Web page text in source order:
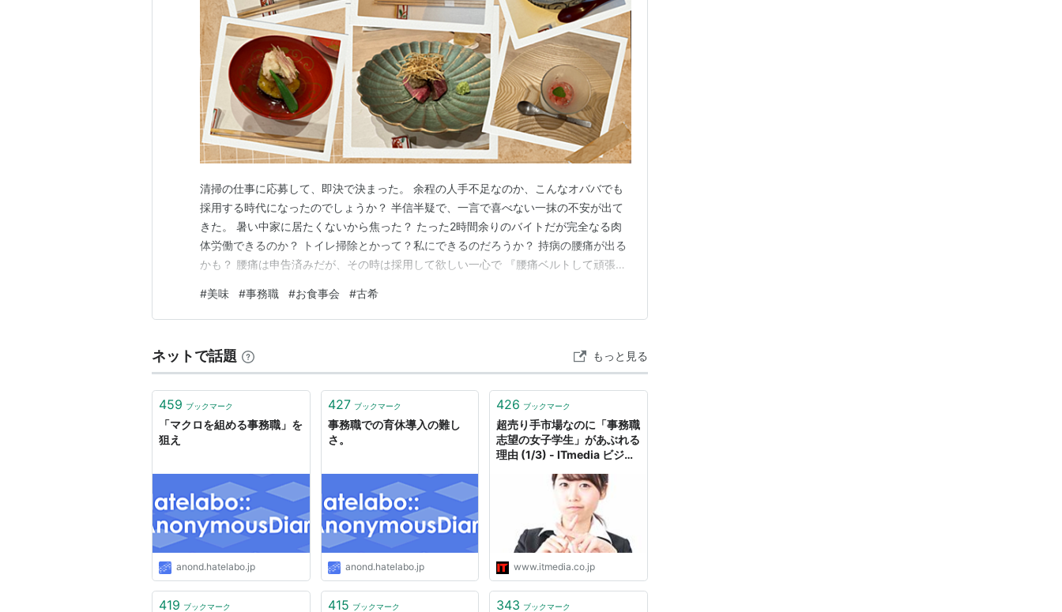
清掃の仕事に応募して、即決で決まった。 余程の人手不足なのか、こんなオババでも
採用する時代になったのでしょうか？ 半信半疑で、一言で喜べない一抹の不安が出て
きた。 暑い中家に居たくないから焦った？ たった2時間余りのバイトだが完全なる肉
体労働できるのか？ トイレ掃除とかって？私にできるのだろうか？ 持病の腰痛が出る
かも？ 腰痛は申告済みだが、その時は採用して欲しい一心で 『腰痛ベルトして頑張
ているが、 自分の条件を伝えると不採用とされるかも？と言う懸念を抱くコト･･･ 求
人会社の条件を簡単に受け入れてしまうコトである…
#美味 #事務職 #お食事会 #古希
ネットで話題 もっと見る
459 ブックマーク
「マクロを組める事務職」を
狙え
anond.hatelabo.jp
427 ブックマーク
事務職での育休導入の難し
さ。
anond.hatelabo.jp
426 ブックマーク
超売り手市場なのに「事務職
志望の女子学生」があぶれる
理由 (1/3) - ITmedia ビジネ
www.itmedia.co.jp
419 ブックマーク 415 ブックマーク 343 ブックマーク